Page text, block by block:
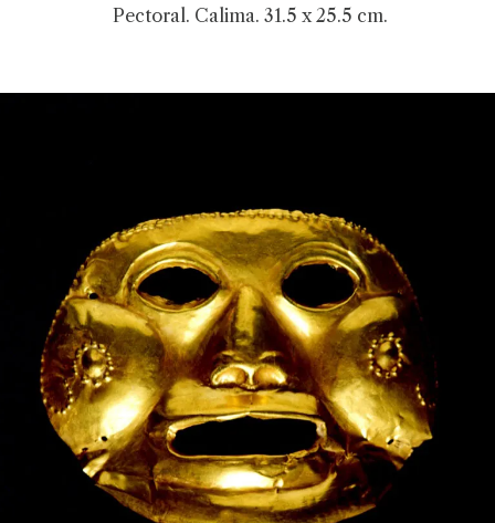
Pectoral. Calima. 31.5 x 25.5 cm.